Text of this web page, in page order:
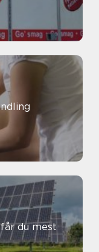
du mest